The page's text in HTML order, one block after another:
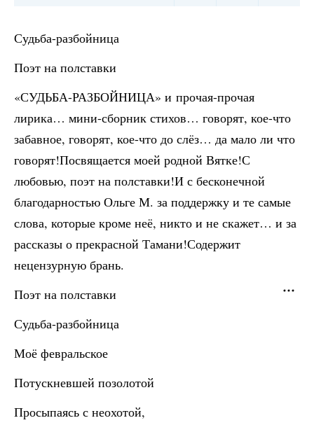
Судьба-разбойница
Поэт на полставки
«СУДЬБА-РАЗБОЙНИЦА» и прочая-прочая
лирика… мини-сборник стихов… говорят, кое-что
забавное, говорят, кое-что до слёз… да мало ли что
говорят!Посвящается моей родной Вятке!С
любовью, поэт на полставки!И с бесконечной
благодарностью Ольге М. за поддержку и те самые
слова, которые кроме неё, никто и не скажет… и за
рассказы о прекрасной Тамани!Содержит
нецензурную брань.
Поэт на полставки
Судьба-разбойница
Моё февральское
Потускневшей позолотой
Просыпаясь с неохотой,